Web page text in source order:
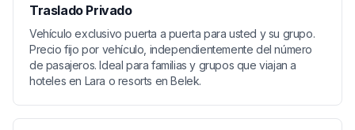
Traslado Privado
Vehículo exclusivo puerta a puerta para usted y su grupo.
Precio fijo por vehículo, independientemente del número
de pasajeros. Ideal para familias y grupos que viajan a
hoteles en Lara o resorts en Belek.